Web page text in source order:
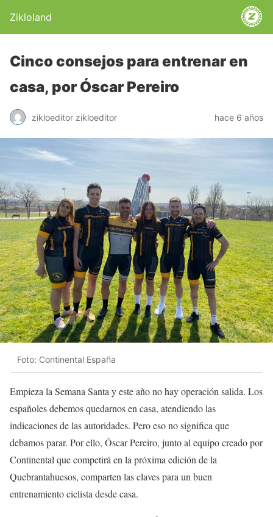
Zikloland
Cinco consejos para entrenar en
casa, por Óscar Pereiro
zikloeditor zikloeditor hace 6 años
Foto: Continental España
Empieza la Semana Santa y este año no hay operación salida. Los
españoles debemos quedarnos en casa, atendiendo las
indicaciones de las autoridades. Pero eso no significa que
debamos parar. Por ello, Óscar Pereiro, junto al equipo creado por
Continental que competirá en la próxima edición de la
Quebrantahuesos, comparten las claves para un buen
entrenamiento ciclista desde casa.